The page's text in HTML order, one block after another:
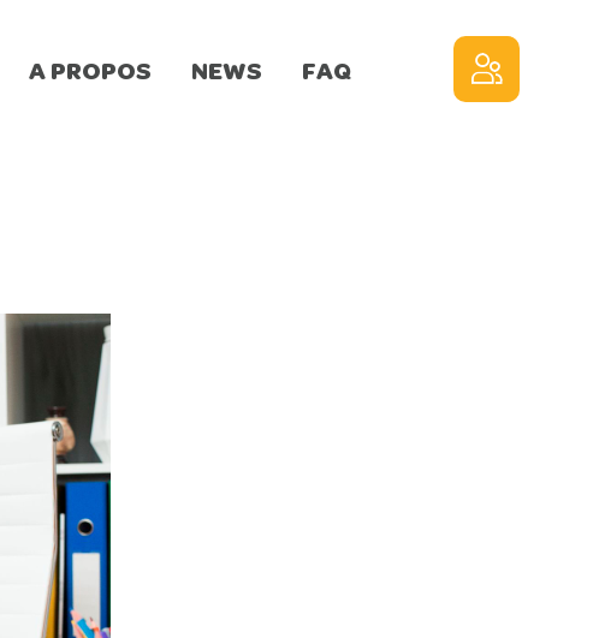
A PROPOS NEWS
FAQ